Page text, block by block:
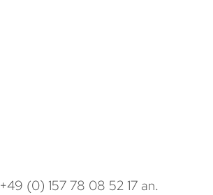
+49 (0) 157 78 08 52 17 an.